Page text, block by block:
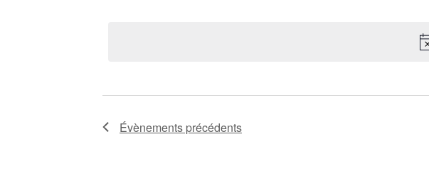
Évènements précédents